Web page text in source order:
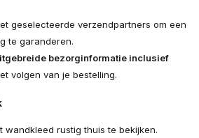
geselecteerde verzendpartners om een
te garanderen.
bezorginformatie inclusief
volgen van je bestelling.
wandkleed rustig thuis te bekijken.